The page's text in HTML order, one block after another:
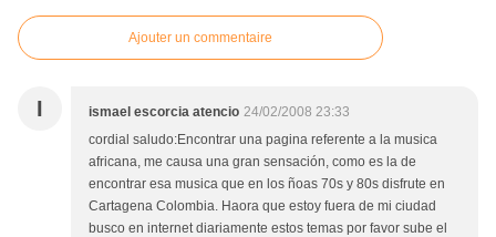
Ajouter un commentaire
I ismael escorcia atencio 24/02/2008 23:33
cordial saludo:Encontrar una pagina referente a la musica
africana, me causa una gran sensación, como es la de
encontrar esa musica que en los ñoas 70s y 80s disfrute en
Cartagena Colombia. Haora que estoy fuera de mi ciudad
busco en internet diariamente estos temas por favor sube el